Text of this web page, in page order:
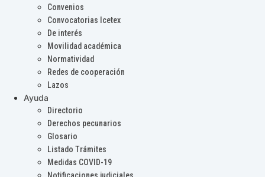
Convenios
Convocatorias Icetex
De interés
Movilidad académica
Normatividad
Redes de cooperación
Lazos
Ayuda
Directorio
Derechos pecunarios
Glosario
Listado Trámites
Medidas COVID-19